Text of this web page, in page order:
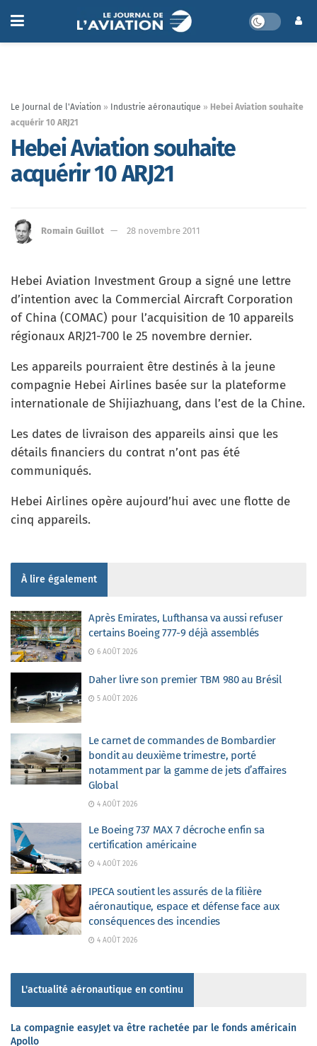
Le Journal de l'Aviation » Industrie aéronautique » Hebei Aviation souhaite
acquérir 10 ARJ21
Hebei Aviation souhaite
acquérir 10 ARJ21
Romain Guillot 28 novembre 2011
Hebei Aviation Investment Group a signé une lettre
d’intention avec la Commercial Aircraft Corporation
of China (COMAC) pour l’acquisition de 10 appareils
régionaux ARJ21-700 le 25 novembre dernier.
Les appareils pourraient être destinés à la jeune
compagnie Hebei Airlines basée sur la plateforme
internationale de Shijiazhuang, dans l’est de la Chine.
Les dates de livraison des appareils ainsi que les
détails financiers du contrat n’ont pas été
communiqués.
Hebei Airlines opère aujourd’hui avec une flotte de
cinq appareils.
À lire également
Après Emirates, Lufthansa va aussi refuser
certains Boeing 777-9 déjà assemblés
6 AOÛT 2026
Daher livre son premier TBM 980 au Brésil
5 AOÛT 2026
Le carnet de commandes de Bombardier
bondit au deuxième trimestre, porté
notamment par la gamme de jets d’affaires
Global
4 AOÛT 2026
Le Boeing 737 MAX 7 décroche enfin sa
certification américaine
4 AOÛT 2026
IPECA soutient les assurés de la filière
aéronautique, espace et défense face aux
conséquences des incendies
4 AOÛT 2026
L'actualité aéronautique en continu
La compagnie easyJet va être rachetée par le fonds américain
Apollo